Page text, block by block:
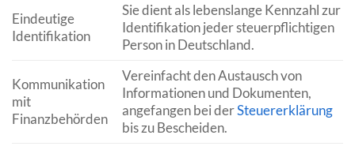
Eindeutige
Identifikation
Sie dient als lebenslange Kennzahl zur
Identifikation jeder steuerpflichtigen
Person in Deutschland.
Kommunikation
mit
Finanzbehörden
Vereinfacht den Austausch von
Informationen und Dokumenten,
angefangen bei derSteuererklärung
bis zu Bescheiden.